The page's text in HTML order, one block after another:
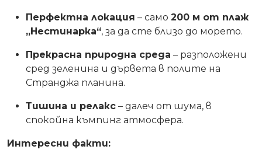
Перфектна локация – само 200 м от плаж
„Нестинарка“, за да сте близо до морето.
Прекрасна природна среда – разположени
сред зеленина и дървета в полите на
Странджа планина.
Тишина и релакс – далеч от шума, в
спокойна къмпинг атмосфера.
Интересни факти: